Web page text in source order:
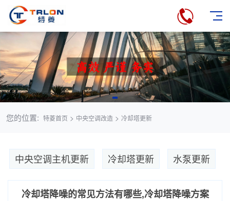
您的位置: 特菱首页 > 中央空调改造> 冷却塔更新
中央空调主机更新 冷却塔更新 水泵更新
冷却塔降噪的常见方法有哪些,冷却塔降噪方案